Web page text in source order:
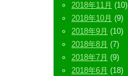
2018年11月 (10)
2018年10月 (9)
2018年9月 (10)
2018年8月 (7)
2018年7月 (9)
2018年6月 (18)